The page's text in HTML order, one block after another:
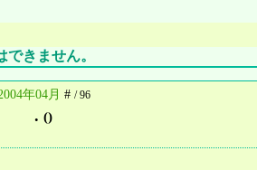
きません。
年04月 # / 96
. ()